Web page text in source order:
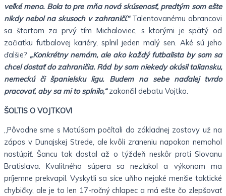
veľké meno. Bola to pre mňa nová skúsenosť, predtým som ešte
nikdy nebol na skusoch v zahraničí.“Talentovanému obrancovi
sa štartom za prvý tím Michaloviec, s ktorými je spätý od
začiatku futbalovej kariéry, splnil jeden malý sen. Aké sú jeho
ďalšie? „Konkrétny nemám, ale ako každý futbalista by som sa
chcel dostať do zahraničia. Rád by som niekedy okúsil taliansku,
nemeckú či španielsku ligu. Budem na sebe naďalej tvrdo
pracovať, aby sa mi to splnilo,“zakončil debatu Vojtko.
ŠOLTIS O VOJTKOVI
„Pôvodne sme s Matúšom počítali do základnej zostavy už na
zápas v Dunajskej Strede, ale kvôli zraneniu napokon nemohol
nastúpiť. Šancu tak dostal až o týždeň neskôr proti Slovanu
Bratislava. Kvalitného súpera sa nezľakol a výkonom ma
príjemne prekvapil. Vyskytli sa síce uňho nejaké menšie taktické
chybičky, ale je to len 17-ročný chlapec a má ešte čo zlepšovať